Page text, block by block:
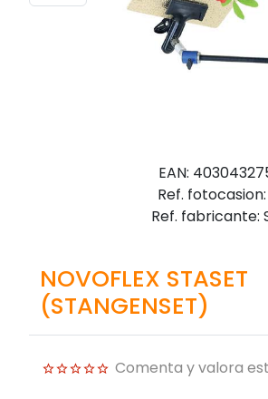
EAN:
Ref. fotocasion:
Ref. fabricante:
NOVOFLEX STASET
(STANGENSET)
Comenta y valora